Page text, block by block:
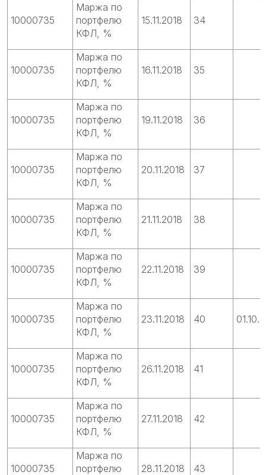
10000735
Маржа по
портфелю
КФЛ, %
15.11.2018 34
10000735
Маржа по
портфелю
КФЛ, %
16.11.2018 35
10000735
Маржа по
портфелю
КФЛ, %
19.11.2018 36
10000735
Маржа по
портфелю
КФЛ, %
20.11.2018 37
10000735
Маржа по
портфелю
КФЛ, %
21.11.2018 38
10000735
Маржа по
портфелю
КФЛ, %
22.11.2018 39
10000735
Маржа по
портфелю
КФЛ, %
23.11.2018 40
10000735
Маржа по
портфелю
КФЛ, %
26.11.2018 41
10000735
Маржа по
портфелю
КФЛ, %
27.11.2018 42
10000735
Маржа по
портфелю
28.11.2018 43